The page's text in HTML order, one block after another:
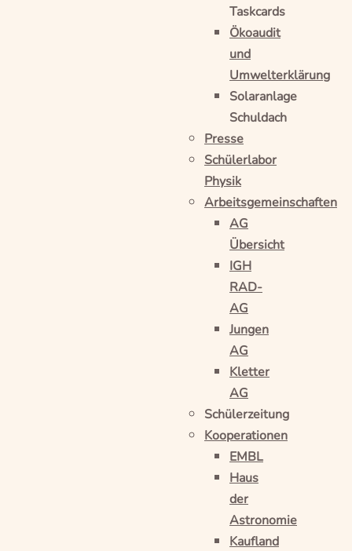
Taskcards
Ökoaudit
und
Umwelterklärung
Solaranlage
Schuldach
Presse
Schülerlabor
Physik
Arbeitsgemeinschaften
AG
Übersicht
IGH
RAD-
AG
Jungen
AG
Kletter
AG
Schülerzeitung
Kooperationen
EMBL
Haus
der
Astronomie
Kaufland